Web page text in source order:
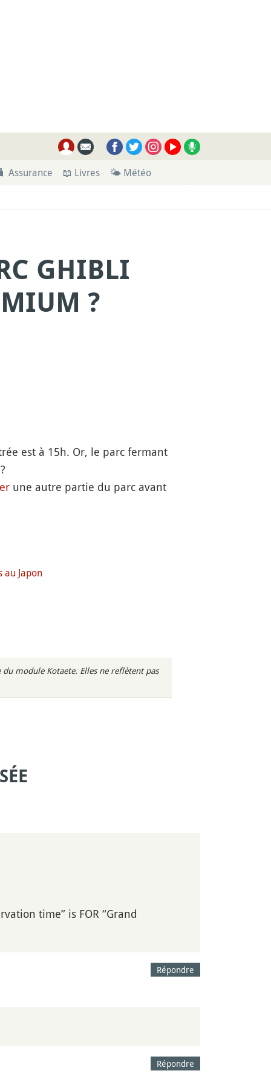
Assurance 📖 Livres 🌤 Météo
GHIBLI
?
est à 15h. Or, le parc fermant
une autre partie du parc avant
au Japon
module Kotaete. Elles ne reflètent pas
time” is FOR “Grand
Répondre
Répondre